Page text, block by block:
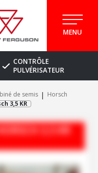
MENU
CONTRÔLE
PULVÉRISATEUR
de semis
Horsch
3,5 KR
3,5 KR